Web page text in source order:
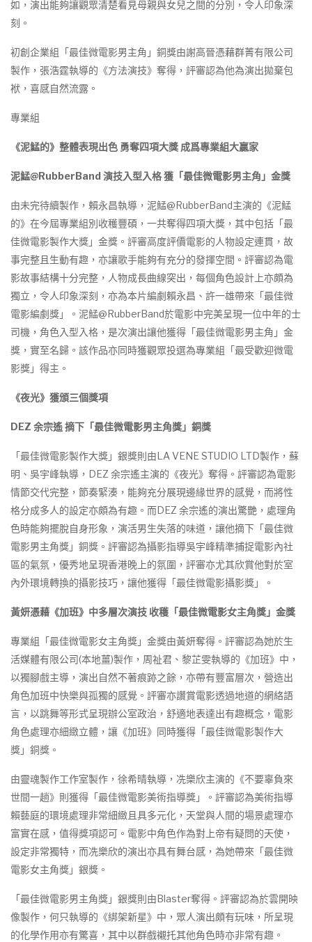
如，演出能夠讓觀眾清楚看見母親與女兒之間的分別，令人印象深
刻。
初創企業組「最佳微電影男主角」銅獎由謝高晉憑藉群菁有限公司
製作，張浩霆執導的《方法演技》奪得，評審認為他為演出拋棄包
袱，喜感自然流露。
專業組
《泥鯭的》整體表現出色 勇奪四項大獎 成爲專業組大贏家
泥鯭@RubberBand演技入型入格獲「最佳微電影男主角」金獎
由未完待續製作，賴永昌執導，泥鯭@RubberBand主演的《泥鯭
的》在今屆專業組別收穫豐碩，一共奪得四項大獎，其中包括「最
佳微電影製作大獎」金獎。評審高度評價電影的人物設定連貫，故
事完整且生動有趣，亦讓歌手能夠有充分的發揮空間。評審認為電
影故事結構十分完整，人物成長曲線突出，每個角色設計上亦頗為
獨立，令人印象深刻，亦為本片編劇賴永昌、許一雄帶來「最佳微
電影編劇獎」。泥鯭@RubberBand於電影中完美呈現一位中年的士
司機，角色入型入格，是次演出讓他獲得「最佳微電影男主角」金
獎，實至名歸。該作品亦同時獲觀眾投選為專業組「最受歡迎微電
影獎」得主。
《夜光》獲頒三個獎項
DEZ 余宗遙摘下「最佳微電影男主角獎」銅獎
「最佳微電影製作大獎」銀獎則由LA VENE STUDIO LTD製作，蘇
明、吳宇峰執導，DEZ 余宗遙主演的《夜光》奪得。評審認為電影
情節交代完整，節奏緊湊，能夠充分展現邊緣世界的感覺，而將性
格分成多人的設定亦頗為有趣。而DEZ 余宗遙的演出驚艷，處理角
色時能夠擺脫自身形象，演活男生失落的味道，讓他摘下「最佳微
電影男主角獎」銅獎。評審認為攝影指導吳宇峰精準捕捉電影內社
區的氣氛，優秀地呈現香港晚上的氛圍，評審亦尤其欣賞他對於室
內外環境轉換的攝影技巧，讓他獲得「最佳微電影攝影獎」。
黃妍憑藉《加班》中多層次演技 收穫「最佳微電影女主角獎」金獎
專業組「最佳微電影女主角獎」金獎由黃妍奪得。評審認為她於生
活媒體有限公司(本地薑)製作，周祉君、黎芷雯執導的《加班》中，
以獨腳戲主導，演出自然不著痕跡之餘，亦帶有豐富層次，營造出
角色加班中快樂與孤獨的感覺。評審亦讚賞電影透過地道的網絡語
言，以跳舞等形式呈現辦公室政治，舒適地表達出有趣概念，電影
角色處理亦細緻立體，讓《加班》同時獲得「最佳微電影製作大
獎」銅獎。
由靈魂製作工作室製作，徐希晴執導，冼樂欣主演的《不要辜負來
世間一趟》則獲得「最佳微電影美術指導獎」。評審認為美術指導
賴藝庭的環境處理非常細緻且具多元化，天堂與人間的場景處理亦
富實在感，值得獎項認可。電影中角色作為對上帝有疑問的天使，
設定非常獨特，而冼樂欣的演出亦具有舞台感，為她帶來「最佳微
電影女主角獎」銀獎。
「最佳微電影男主角獎」銀獎則由Blaster奪得。評審認為於雲開映
像製作，何只執導的《綁架新星》中，眾人演出頗有玩味，所呈現
的化學作用亦有驚喜，其中以群戲襯托其他角色時亦非常有趣。